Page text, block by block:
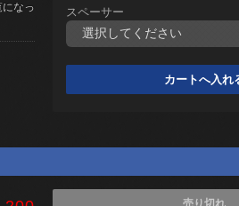
なっ
スペーサー
売り切れ